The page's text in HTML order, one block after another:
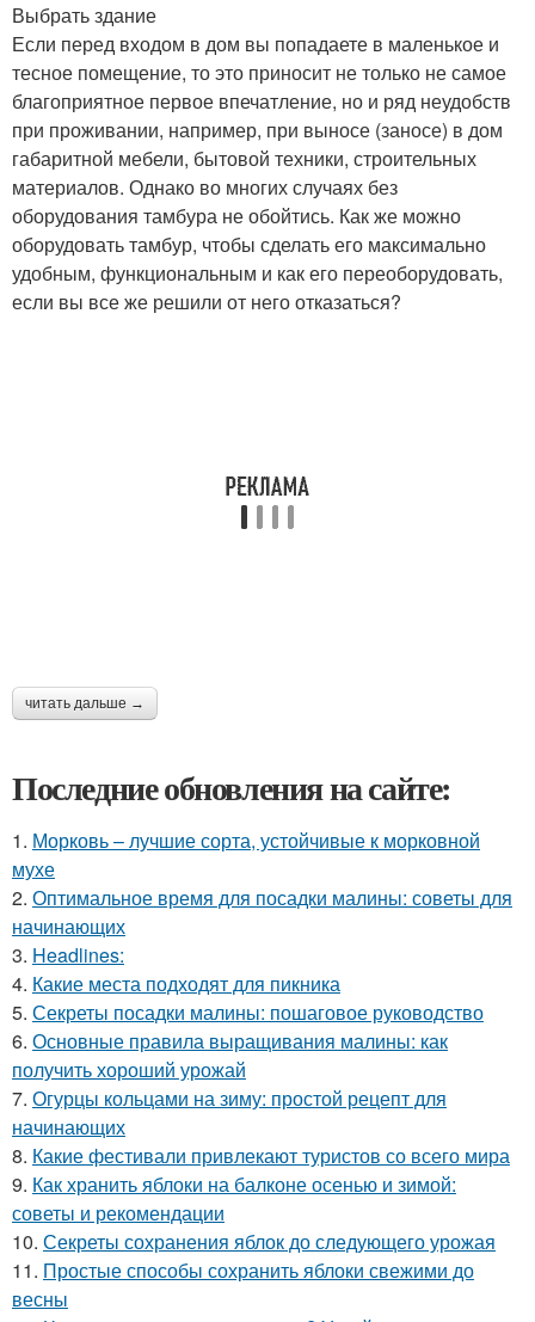
Выбрать здание
Если перед входом в дом вы попадаете в маленькое и
тесное помещение, то это приносит не только не самое
благоприятное первое впечатление, но и ряд неудобств
при проживании, например, при выносе (заносе) в дом
габаритной мебели, бытовой техники, строительных
материалов. Однако во многих случаях без
оборудования тамбура не обойтись. Как же можно
оборудовать тамбур, чтобы сделать его максимально
удобным, функциональным и как его переоборудовать,
если вы все же решили от него отказаться?
читать дальше →
Последние обновления на сайте:
1. Морковь – лучшие сорта, устойчивые к морковной
мухе
2. Оптимальное время для посадки малины: советы для
начинающих
3. Headlines:
4. Какие места подходят для пикника
5. Секреты посадки малины: пошаговое руководство
6. Основные правила выращивания малины: как
получить хороший урожай
7. Огурцы кольцами на зиму: простой рецепт для
начинающих
8. Какие фестивали привлекают туристов со всего мира
9. Как хранить яблоки на балконе осенью и зимой:
советы и рекомендации
10. Секреты сохранения яблок до следующего урожая
11. Простые способы сохранить яблоки свежими до
весны